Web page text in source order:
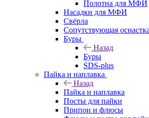
Полотна для МФИ
Насадки для МФИ
Свёрла
Сопутствующая оснастка
Буры
Назад
Буры
SDS-plus
Пайка и наплавка
Назад
Пайка и наплавка
Посты для пайки
Припои и флюсы